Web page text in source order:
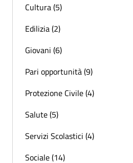
Cultura (5)
Edilizia (2)
Giovani (6)
Pari opportunità (9)
Protezione Civile (4)
Salute (5)
Servizi Scolastici (4)
Sociale (14)